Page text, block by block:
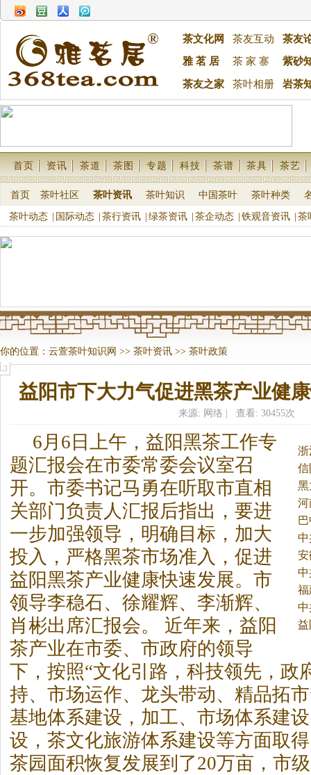
茶文化网 茶友互动
茶友
雅 茗 居
茶 家 寨 紫砂
茶友之家 茶叶相册 岩茶
首页 资讯 茶道 茶图 专题 科技 茶谱 茶具 茶艺
首页 茶叶社区 茶叶资讯 茶叶知识 中国茶叶 茶叶种类
茶叶动态 国际动态 茶行资讯 绿茶资讯 茶企动态 铁观音资讯 茶
你的位置： 云萱茶叶知识网 >> 茶叶资讯 >> 茶叶政策
益阳市下大力气促进黑茶产业健
来源: 网络 | 查看: 30455次
技
农
构
色
关
展
中
进
福
年
关
6月6日上午，益阳黑茶工作专
题汇报会在市委常委会议室召
开。 市委书记马勇在听取市直相
关部门负责人汇报后指出，要进
一步加强领导，明确目标，加大
投入，严格黑茶市场准入，促进
益阳黑茶产业健康快速发展。市
领导李稳石、徐耀辉、李渐辉、
肖彬出席汇报会。 近年来，益阳
茶产业在市委、市政府的领导
下，按照“文化引路，科技领先，政
持、市场运作、龙头带动、精品拓
基地体系建设，加工、市场体系建
设， 茶文化旅游体系建设等方面取
茶园面积恢复发展到了20万亩，市